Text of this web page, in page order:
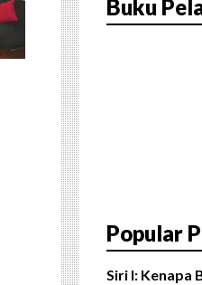
Buku
Popular
Siri I: Kenapa